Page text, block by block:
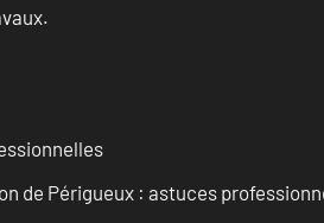
de Périgueux : astuces